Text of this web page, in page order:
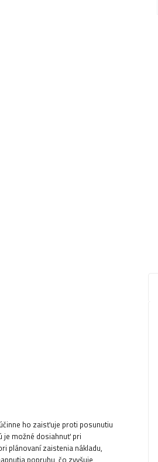
ho zaisťuje proti posunutiu
je možné dosiahnuť pri
plánovaní zaistenia nákladu,
popruhu, čo zvyšuje